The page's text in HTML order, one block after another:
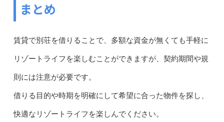
まとめ
賃貸で別荘を借りることで、多額な資金が無くても手軽に
リゾートライフを楽しむことができますが、契約期間や規
則には注意が必要です。
借りる目的や時期を明確にして希望に合った物件を探し、
快適なリゾートライフを楽しんでください。